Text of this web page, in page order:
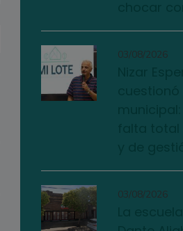
03/08/2026
03/08/2026